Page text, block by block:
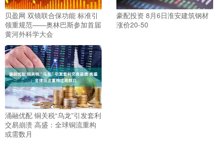
贝盈网 双镜联合保功能 标准引
领重规范——奥林巴斯参加首届
黄河外科学大会
豪配投资 8月6日淮安建筑钢材
涨价20-50
涌融优配 铜关税“乌龙”引发套利
交易崩溃 高盛：全球铜流重构
或需数月